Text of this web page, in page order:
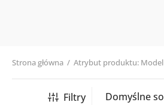
Strona główna / Atrybut produktu: Model
Filtry